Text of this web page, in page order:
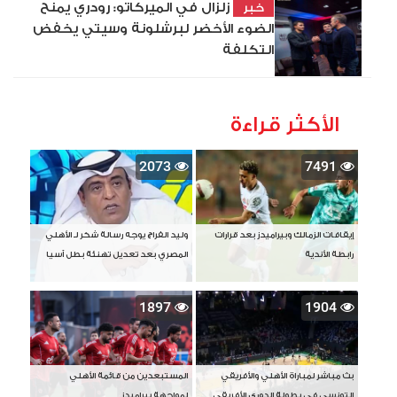
خبر
زلزال في الميركاتو: رودري يمنح
الضوء الأخضر لبرشلونة وسيتي يخفض
التكلفة
الأكثر قراءة
7491
إيقافات الزمالك وبيراميدز بعد قرارات
رابطة الأندية
2073
وليد الفراج يوجه رسالة شكر لـ الأهلي
المصري بعد تعديل تهنئة بطل آسيا
1904
بث مباشر لمباراة الأهلي والأفريقي
التونسي في بطولة الدوري الأفريقي
1897
المستبعدين من قائمة الأهلي
لمواجهة بيراميدز